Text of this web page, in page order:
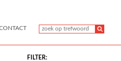
FILTER: